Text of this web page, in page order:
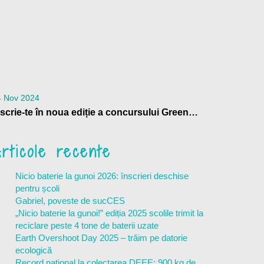
Nov 2024
Înscrie-te în noua ediție a concursului GreenUp my School
recente
Nicio baterie la gunoi 2026: înscrieri deschise
pentru școli
Gabriel, poveste de sucCES
„Nicio baterie la gunoi!” ediția 2025 scolile trimit la
reciclare peste 4 tone de baterii uzate
Earth Overshoot Day 2025 – trăim pe datorie
ecologică